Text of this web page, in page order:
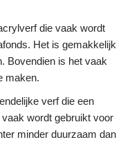
die vaak wordt
Het is gemakkelijk
Bovendien is het vaak
maken.
verf die een
wordt gebruikt voor
minder duurzaam dan